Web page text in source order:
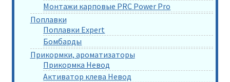
Монтажи карповые PRC Power Pro
Поплавки
Поплавки Expert
Бомбарды
Прикормки, ароматизаторы
Прикормка Невод
Активатор клева Невод